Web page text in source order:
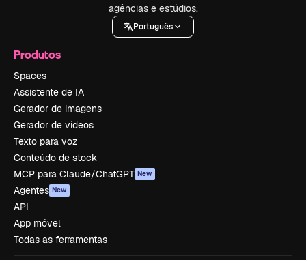
agências e estúdios.
Português
Produtos
Spaces
Assistente de IA
Gerador de imagens
Gerador de vídeos
Texto para voz
Conteúdo de stock
MCP para Claude/ChatGPT New
Agentes New
API
App móvel
Todas as ferramentas